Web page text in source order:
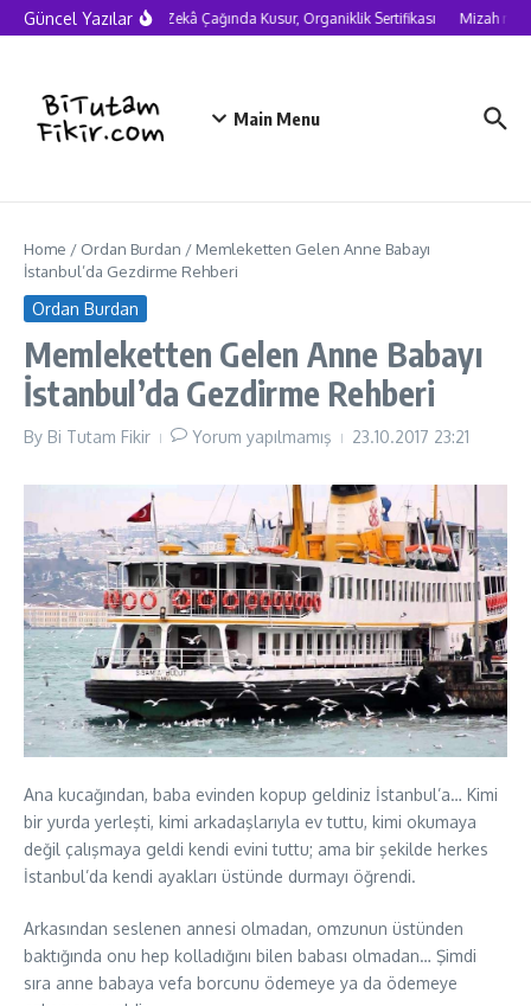
Skip to content
Güncel YazılarYapay Zekâ Çağında Kusur, Organiklik Sertifikası Mizah
Main Menu
Home / Ordan Burdan / Memleketten Gelen Anne Babayı
İstanbul’da Gezdirme Rehberi
Ordan Burdan
Memleketten Gelen Anne Babayı
İstanbul’da Gezdirme Rehberi
By Bi Tutam Fikir Yorum yapılmamış 23.10.2017 23:21
Ana kucağından, baba evinden kopup geldiniz İstanbul’a… Kimi
bir yurda yerleşti, kimi arkadaşlarıyla ev tuttu, kimi okumaya
değil çalışmaya geldi kendi evini tuttu; ama bir şekilde herkes
İstanbul’da kendi ayakları üstünde durmayı öğrendi.
Arkasından seslenen annesi olmadan, omzunun üstünden
baktığında onu hep kolladığını bilen babası olmadan… Şimdi
sıra anne babaya vefa borcunu ödemeye ya da ödemeye